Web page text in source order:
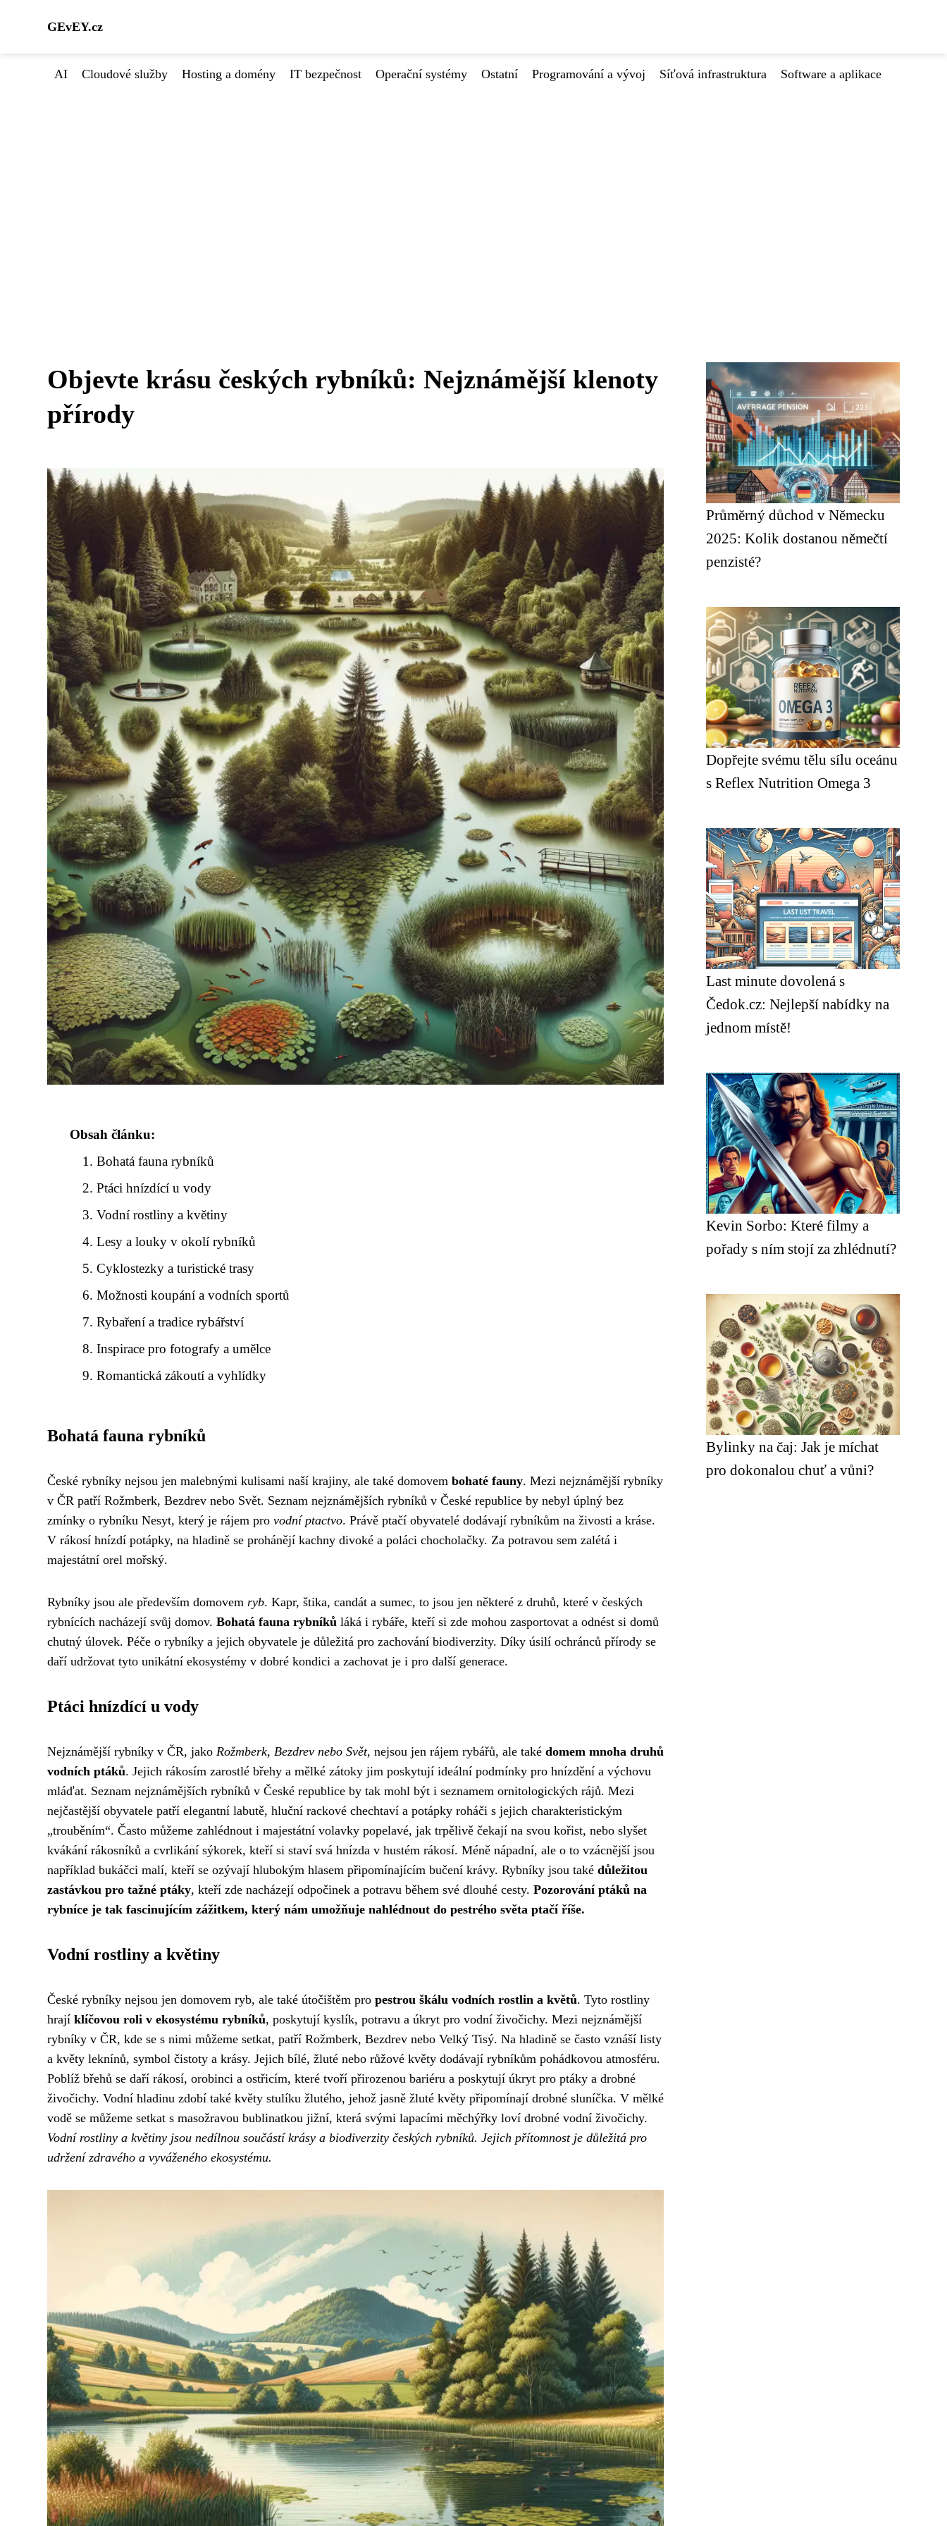
GEvEY.cz
AI Cloudové služby Hosting a domény IT bezpečnost Operační systémy Ostatní Programování a vývoj Síťová infrastruktura Software a aplikace
Objevte krásu českých rybníků: Nejznámější klenoty
přírody
Obsah článku:
Bohatá fauna rybníků
Ptáci hnízdící u vody
Vodní rostliny a květiny
Lesy a louky v okolí rybníků
Cyklostezky a turistické trasy
Možnosti koupání a vodních sportů
Rybaření a tradice rybářství
Inspirace pro fotografy a umělce
Romantická zákoutí a vyhlídky
Bohatá fauna rybníků
České rybníky nejsou jen malebnými kulisami naší krajiny, ale také domovem bohaté fauny. Mezi nejznámější rybníky
v ČR patří Rožmberk, Bezdrev nebo Svět. Seznam nejznámějších rybníků v České republice by nebyl úplný bez
zmínky o rybníku Nesyt, který je rájem pro vodní ptactvo. Právě ptačí obyvatelé dodávají rybníkům na živosti a kráse.
V rákosí hnízdí potápky, na hladině se prohánějí kachny divoké a poláci chocholačky. Za potravou sem zalétá i
majestátní orel mořský.
Rybníky jsou ale především domovem ryb. Kapr, štika, candát a sumec, to jsou jen některé z druhů, které v českých
rybnících nacházejí svůj domov. Bohatá fauna rybníků láká i rybáře, kteří si zde mohou zasportovat a odnést si domů
chutný úlovek. Péče o rybníky a jejich obyvatele je důležitá pro zachování biodiverzity. Díky úsilí ochránců přírody se
daří udržovat tyto unikátní ekosystémy v dobré kondici a zachovat je i pro další generace.
Ptáci hnízdící u vody
Nejznámější rybníky v ČR, jako Rožmberk, Bezdrev nebo Svět, nejsou jen rájem rybářů, ale také domem mnoha druhů
vodních ptáků. Jejich rákosím zarostlé břehy a mělké zátoky jim poskytují ideální podmínky pro hnízdění a výchovu
mláďat. Seznam nejznámějších rybníků v České republice by tak mohl být i seznamem ornitologických rájů. Mezi
nejčastější obyvatele patří elegantní labutě, hluční rackové chechtaví a potápky roháči s jejich charakteristickým
„trouběním“. Často můžeme zahlédnout i majestátní volavky popelavé, jak trpělivě čekají na svou kořist, nebo slyšet
kvákání rákosníků a cvrlikání sýkorek, kteří si staví svá hnízda v hustém rákosí. Méně nápadní, ale o to vzácnější jsou
například bukáčci malí, kteří se ozývají hlubokým hlasem připomínajícím bučení krávy. Rybníky jsou také důležitou
zastávkou pro tažné ptáky, kteří zde nacházejí odpočinek a potravu během své dlouhé cesty. Pozorování ptáků na
rybníce je tak fascinujícím zážitkem, který nám umožňuje nahlédnout do pestrého světa ptačí říše.
Vodní rostliny a květiny
České rybníky nejsou jen domovem ryb, ale také útočištěm pro pestrou škálu vodních rostlin a květů. Tyto rostliny
hrají klíčovou roli v ekosystému rybníků, poskytují kyslík, potravu a úkryt pro vodní živočichy. Mezi nejznámější
rybníky v ČR, kde se s nimi můžeme setkat, patří Rožmberk, Bezdrev nebo Velký Tisý. Na hladině se často vznáší listy
a květy leknínů, symbol čistoty a krásy. Jejich bílé, žluté nebo růžové květy dodávají rybníkům pohádkovou atmosféru.
Poblíž břehů se daří rákosí, orobinci a ostřicím, které tvoří přirozenou bariéru a poskytují úkryt pro ptáky a drobné
živočichy. Vodní hladinu zdobí také květy stulíku žlutého, jehož jasně žluté květy připomínají drobné sluníčka. V mělké
vodě se můžeme setkat s masožravou bublinatkou jižní, která svými lapacími měchýřky loví drobné vodní živočichy.
Vodní rostliny a květiny jsou nedílnou součástí krásy a biodiverzity českých rybníků. Jejich přítomnost je důležitá pro
udržení zdravého a vyváženého ekosystému.
Průměrný důchod v Německu
2025: Kolik dostanou němečtí
penzisté?
Dopřejte svému tělu sílu oceánu
s Reflex Nutrition Omega 3
Last minute dovolená s
Čedok.cz: Nejlepší nabídky na
jednom místě!
Kevin Sorbo: Které filmy a
pořady s ním stojí za zhlédnutí?
Bylinky na čaj: Jak je míchat
pro dokonalou chuť a vůni?